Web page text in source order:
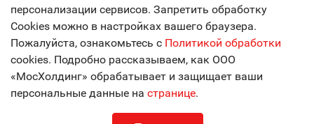
Карта сайта
© 2017 МОСХОЛДИНГ
технологии комфорта
персонализации сервисов. Запретить обработку
Cookies можно в настройках вашего браузера.
Пожалуйста, ознакомьтесь с Политикой обработки
cookies. Подробно рассказываем, как ООО
«МосХолдинг» обрабатывает и защищает ваши
персональные данные на странице.